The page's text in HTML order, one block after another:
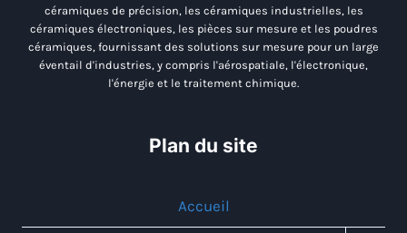
céramiques de précision, les céramiques industrielles, les
céramiques électroniques, les pièces sur mesure et les poudres
céramiques, fournissant des solutions sur mesure pour un large
éventail d'industries, y compris l'aérospatiale, l'électronique,
l'énergie et le traitement chimique.
Plan du site
Accueil